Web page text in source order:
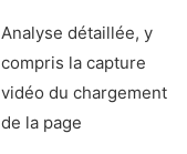
Analyse détaillée, y
compris la capture
vidéo du chargement
de la page